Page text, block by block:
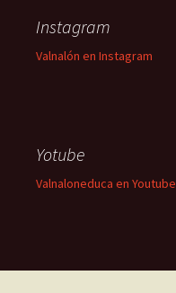
Instagram
Valnalón en Instagram
Yotube
Valnaloneduca en Youtube